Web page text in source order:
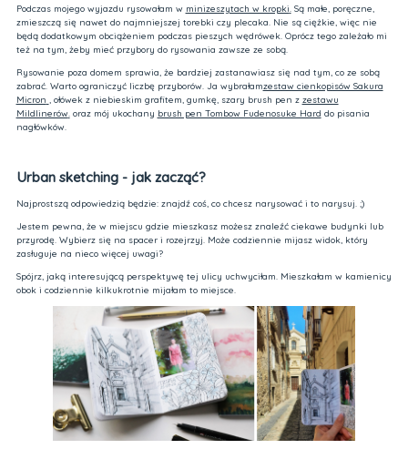
Podczas mojego wyjazdu rysowałam w minizeszytach w kropki.Są małe, poręczne,
zmieszczą się nawet do najmniejszej torebki czy plecaka. Nie są ciężkie, więc nie
będą dodatkowym obciążeniem podczas pieszych wędrówek. Oprócz tego zależało mi
też na tym, żeby mieć przybory do rysowania zawsze ze sobą.
Rysowanie poza domem sprawia, że bardziej zastanawiasz się nad tym, co ze sobą
zabrać. Warto ograniczyć liczbę przyborów. Ja wybrałamzestaw cienkopisów Sakura
Micron , ołówek z niebieskim grafitem, gumkę, szary brush pen z zestawu
Mildlinerów.oraz mój ukochany brush pen Tombow Fudenosuke Hard do pisania
nagłówków.
Urban sketching - jak zacząć?
Najprostszą odpowiedzią będzie: znajdź coś, co chcesz narysować i to narysuj. ;)
Jestem pewna, że w miejscu gdzie mieszkasz możesz znaleźć ciekawe budynki lub
przyrodę. Wybierz się na spacer i rozejrzyj. Może codziennie mijasz widok, który
zasługuje na nieco więcej uwagi?
Spójrz, jaką interesującą perspektywę tej ulicy uchwyciłam. Mieszkałam w kamienicy
obok i codziennie kilkukrotnie mijałam to miejsce.